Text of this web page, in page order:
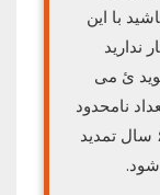
با این
ندارید
ئ می
نامحدود
به کشور ورود خروج کنید و بعد از ۵ تا ۶ سال تمدید
شود.